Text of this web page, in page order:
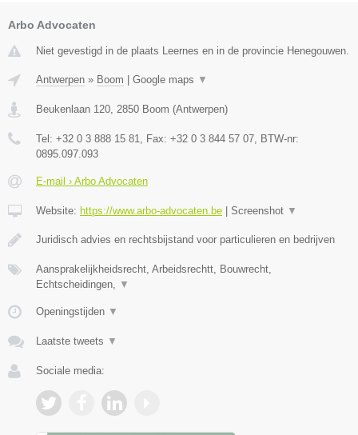
Arbo Advocaten
Niet gevestigd in de plaats Leernes en in de provincie Henegouwen.
Antwerpen » Boom | Google maps ▼
Beukenlaan 120 2850 Boom (Antwerpen)
Tel: +32 0 3 888 15 81 , Fax: +32 0 3 844 57 07 , BTW-nr:
0895.097.093
E-mail › Arbo Advocaten
Website: https://www.arbo-advocaten.be | Screenshot ▼
Juridisch advies en rechtsbijstand voor particulieren en bedrijven
Aansprakelijkheidsrecht, Arbeidsrechtt, Bouwrecht,
Echtscheidingen,
▼
Openingstijden ▼
Laatste tweets ▼
Sociale media: